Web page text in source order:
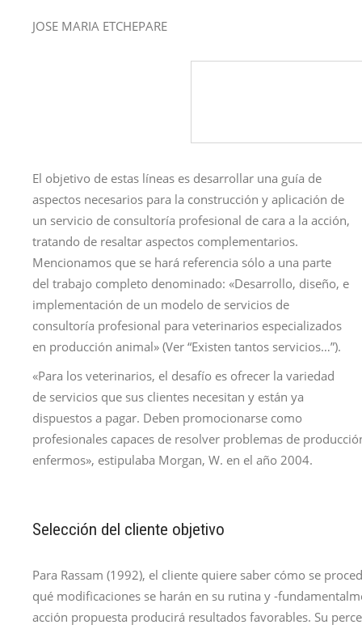
JOSE MARIA ETCHEPARE
El objetivo de estas líneas es desarrollar una guía de
aspectos necesarios para la construcción y aplicación de
un servicio de consultoría profesional de cara a la acción,
tratando de resaltar aspectos complementarios.
Mencionamos que se hará referencia sólo a una parte
del trabajo completo denominado: «Desarrollo, diseño, e
implementación de un modelo de servicios de
consultoría profesional para veterinarios especializados
en producción animal» (Ver “Existen tantos servicios…”).
«Para los veterinarios, el desafío es ofrecer la variedad
de servicios que sus clientes necesitan y están ya
dispuestos a pagar. Deben promocionarse como
profesionales capaces de resolver problemas de
enfermos», estipulaba Morgan, W. en el año 2004.
Selección del cliente objetivo
Para Rassam (1992), el cliente quiere saber cómo se
qué modificaciones se harán en su rutina y -
acción propuesta producirá resultados favorables. Su